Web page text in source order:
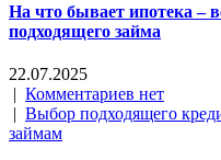
На что бывает ипотека –
подходящего займа
22.07.2025
| Комментариев нет
| Выбор подходящего
займам